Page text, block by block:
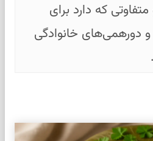
که دارد برای
و دورهمی‌های خانوادگی